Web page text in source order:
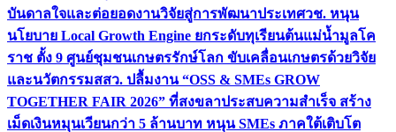
บันดาลใจและต่อยอดงานวิจัยสู่การพัฒนาประเทศวช. หนุน
นโยบาย Local Growth Engine ยกระดับทุเรียนต้นแม่น้ำมูลโค
ราช ตั้ง 9 ศูนย์ชุมชนเกษตรรักษ์โลก ขับเคลื่อนเกษตรด้วยวิจัย
และนวัตกรรมสสว. ปลื้มงาน “OSS & SMEs GROW
TOGETHER FAIR 2026” ที่สงขลาประสบความสำเร็จ สร้าง
เม็ดเงินหมุนเวียนกว่า 5 ล้านบาท หนุน SMEs ภาคใต้เติบโต